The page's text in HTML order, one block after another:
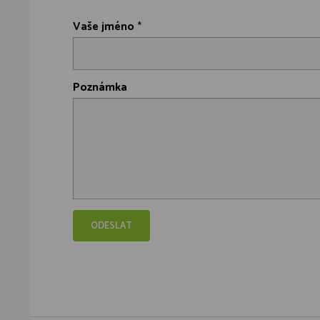
Vaše jméno *
Poznámka